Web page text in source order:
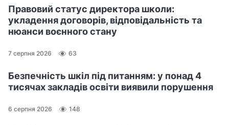
Правовий статус директора школи:
укладення договорів, відповідальність та
нюанси воєнного стану
7 серпня 2026 63
Безпечність шкіл під питанням: у понад 4
тисячах закладів освіти виявили порушення
6 серпня 2026 148